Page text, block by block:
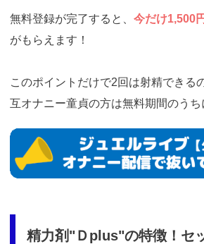
無料登録が完了すると、 今だけ1,500
がもらえます！
このポイントだけで2回は射精できる
互オナニー童貞の方は無料期間のうち
https://www.j-
live.tv/LiveChat/acs.php?
精力剤"Ｄplus"の特徴！セ